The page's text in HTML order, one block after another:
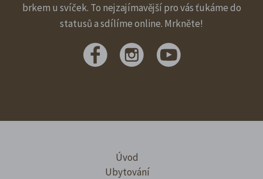
brkem u svíček. To nejzajímavější pro vás ťukáme do
statusů a sdílíme online. Mrkněte!
Úvod
Ubytování